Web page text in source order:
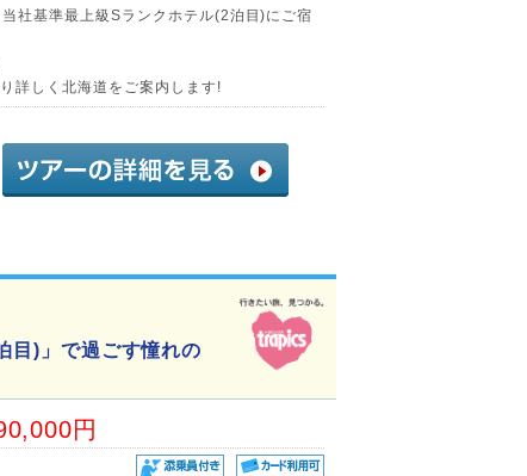
社基準最上級Sランクホテル(2泊目)にご宿
詳しく北海道をご案内します!
目)」で過ごす憧れの
円